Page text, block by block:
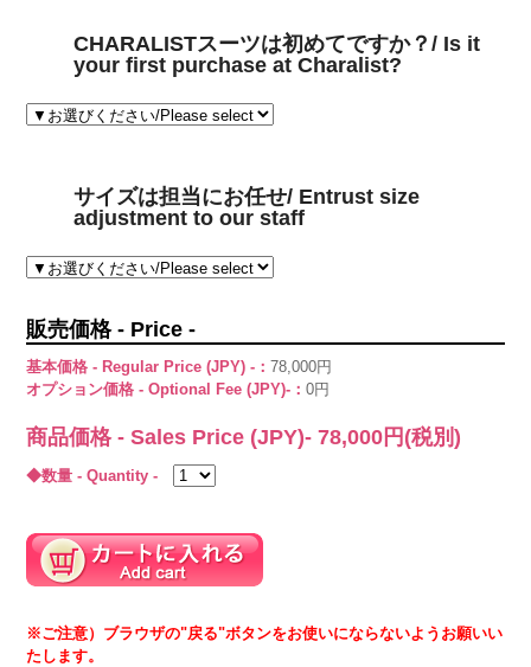
CHARALISTスーツは初めてですか？/ Is it
your first purchase at Charalist?
サイズは担当にお任せ/ Entrust size
adjustment to our staff
販売価格 - Price -
基本価格 - Regular Price (JPY) -：78,000円
オプション価格 - Optional Fee (JPY)-：0円
商品価格 - Sales Price (JPY)-78,000 円(税別)
◆数量 - Quantity -
※ご注意）ブラウザの"戻る"ボタンをお使いにならないようお願いい
たします。